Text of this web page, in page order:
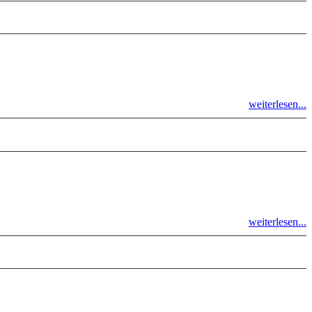
weiterlesen...
weiterlesen...